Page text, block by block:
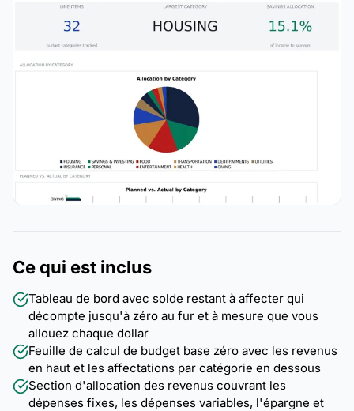
Ce qui est inclus
Tableau de bord avec solde restant à affecter qui
décompte jusqu'à zéro au fur et à mesure que vous
allouez chaque dollar
Feuille de calcul de budget base zéro avec les revenus
en haut et les affectations par catégorie en dessous
Section d'allocation des revenus couvrant les
dépenses fixes, les dépenses variables, l'épargne et